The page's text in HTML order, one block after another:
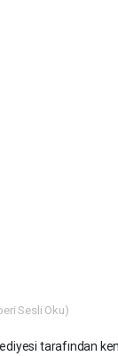
Sesli Oku)
tarafından